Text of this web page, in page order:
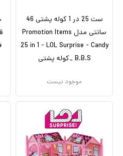
ست 25 در 1 کوله پشتی 46
سانتی مدل Promotion Items
25 in 1 - LOL Surprise - Candy
B.B.S _کوله پشتی
موجود نیست